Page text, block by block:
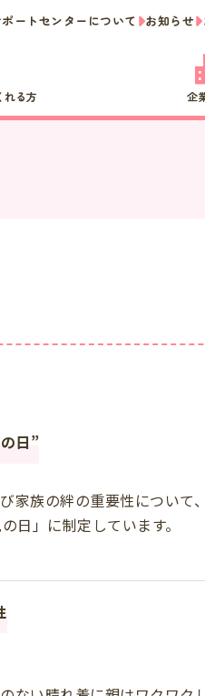
れる方 企
ポートセンターについて お知らせ
日”
家族の絆の重要性について
日」に制定しています。